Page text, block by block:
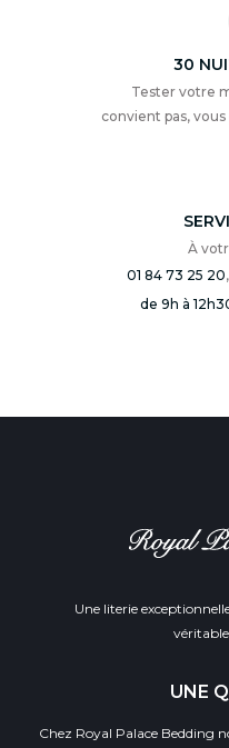
30
Tester votre
convient pas,
À
01 84 73 25 20
de 9h à
Une literie
UNE
Chez Royal Palace Bedding